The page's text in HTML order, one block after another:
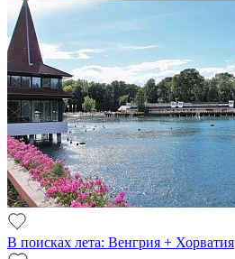
В поисках лета: Венгрия + Хорватия